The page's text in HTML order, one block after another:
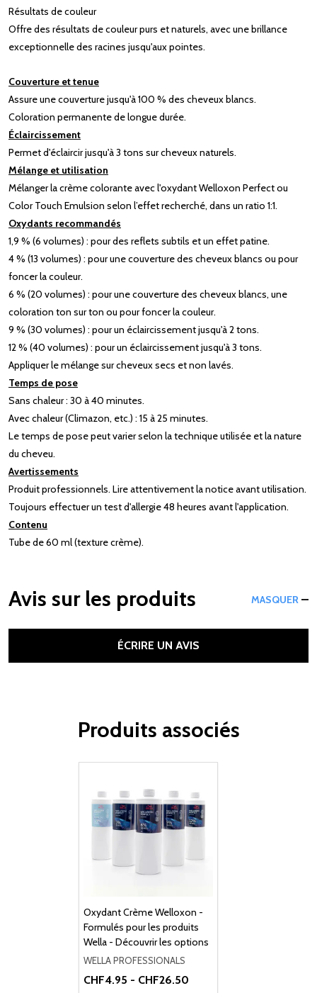
Résultats de couleur
Offre des résultats de couleur purs et naturels, avec une brillance
exceptionnelle des racines jusqu'aux pointes.
Couverture et tenue
Assure une couverture jusqu'à 100 % des cheveux blancs.
Coloration permanente de longue durée.
Éclaircissement
Permet d'éclaircir jusqu'à 3 tons sur cheveux naturels.
Mélange et utilisation
Mélanger la crème colorante avec l'oxydant Welloxon Perfect ou
Color Touch Emulsion selon l’effet recherché, dans un ratio 1:1.
Oxydants recommandés
1,9 % (6 volumes) : pour des reflets subtils et un effet patine.
4 % (13 volumes) : pour une couverture des cheveux blancs ou pour
foncer la couleur.
6 % (20 volumes) : pour une couverture des cheveux blancs, une
coloration ton sur ton ou pour foncer la couleur.
9 % (30 volumes) : pour un éclaircissement jusqu'à 2 tons.
12 % (40 volumes) : pour un éclaircissement jusqu'à 3 tons.
Appliquer le mélange sur cheveux secs et non lavés.
Temps de pose
Sans chaleur : 30 à 40 minutes.
Avec chaleur (Climazon, etc.) : 15 à 25 minutes.
Le temps de pose peut varier selon la technique utilisée et la nature
du cheveu.
Avertissements
Produit professionnels. Lire attentivement la notice avant utilisation.
Toujours effectuer un test d'allergie 48 heures avant l'application.
Contenu
Tube de 60 ml (texture crème).
Avis sur les produits MASQUER
ÉCRIRE UN AVIS
Produits associés
Oxydant Crème Welloxon -
Formulés pour les produits
Wella - Découvrir les options
WELLA PROFESSIONALS
CHF4.95 - CHF26.50